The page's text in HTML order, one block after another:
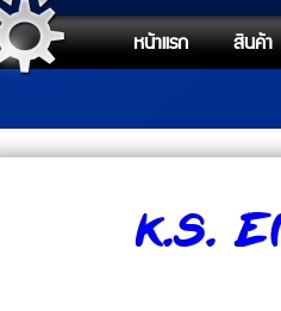
หน้าแรก สินค้า
K.S.